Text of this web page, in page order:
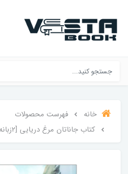
خانه
فهرست محصولات
کتاب جاناتان مرغ دریایی [۲زبانه] انتشارات آتیسا